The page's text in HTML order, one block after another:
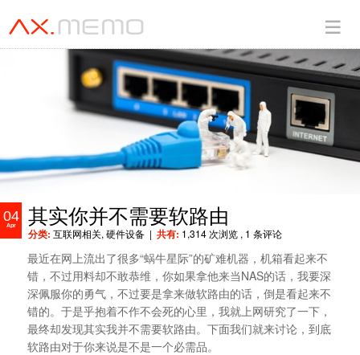
04
Apr 其实你并不需要软路由
分类: 互联网相关, 硬件设备 | 共有: 1,314 次浏览 , 1 条评论
最近在网上流出了很多“蜗牛星际”的矿难机器，机箱看起来不
错，不过用料却不敢恭维，你如果拿他来当NAS的话，我要深
深佩服你的勇气，不过要是拿来做软路由的话，倒是看起来不
错的。于是乎抱着不作不会死的心里，我就上网研究了一下，
最终却发现其实我并不需要软路由。下面我们就来讨论，到底
软路由对于你来说是不是一个必需品。